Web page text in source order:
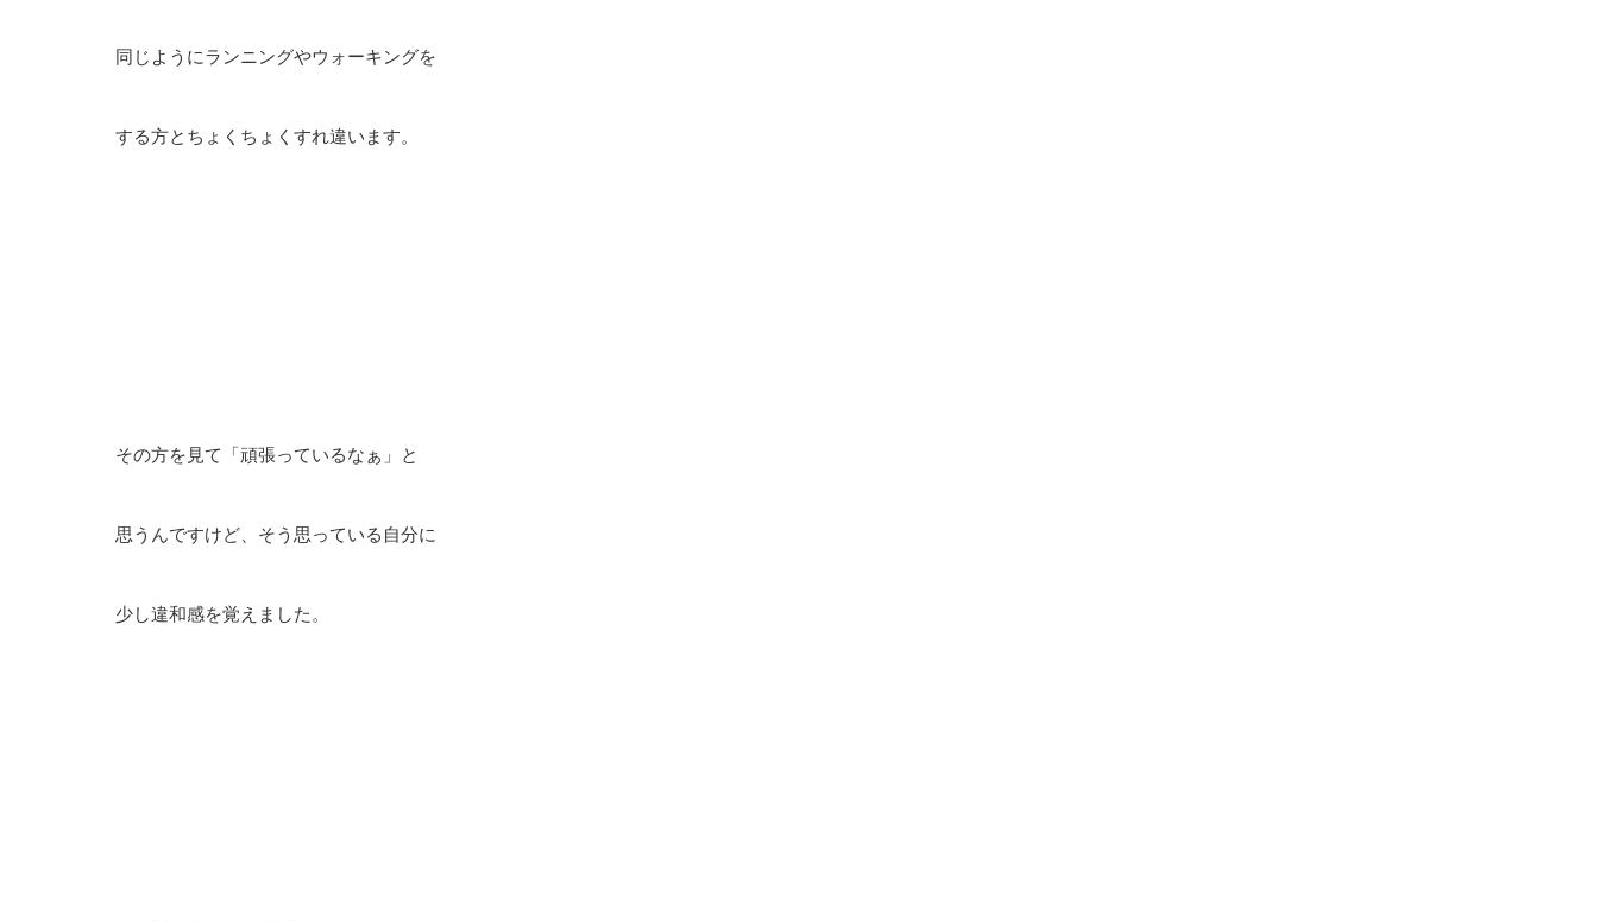
同じようにランニングやウォーキングを
する方とちょくちょくすれ違います。
その方を見て「頑張っているなぁ」と
思うんですけど、そう思っている自分に
少し違和感を覚えました。